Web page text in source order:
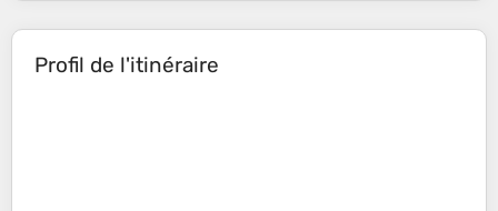
Profil de l'itinéraire